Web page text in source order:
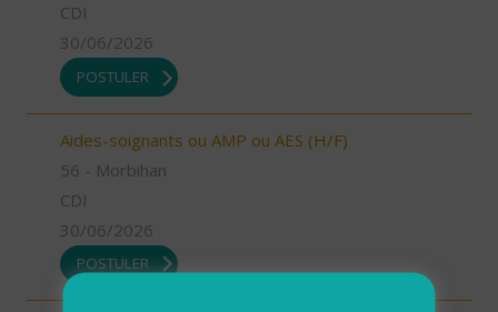
CDI
30/06/2026
POSTULER
Aides-soignants ou AMP ou AES (H/F)
56 - Morbihan
CDI
30/06/2026
POSTULER